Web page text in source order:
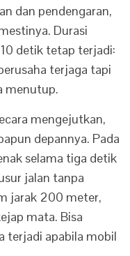
dan pendengaran,
Durasi
detik tetap terjadi:
terjaga tapi
menutup.
mengejutkan,
depannya. Pada
selama tiga detik
jalan tanpa
jarak 200 meter,
mata. Bisa
terjadi apabila mobil